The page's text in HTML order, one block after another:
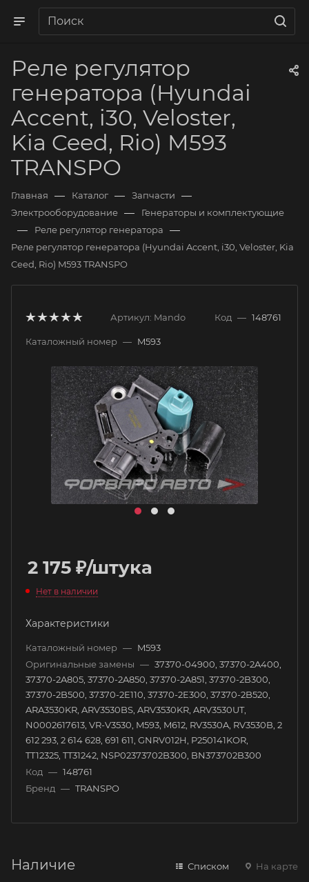
Реле регулятор
генератора (Hyundai
Accent, i30, Veloster,
Kia Ceed, Rio) M593
TRANSPO
Главная — Каталог — Запчасти —
Электрооборудование — Генераторы и комплектующие
— Реле регулятор генератора —
Реле регулятор генератора (Hyundai Accent, i30, Veloster, Kia
Ceed, Rio) M593 TRANSPO
Артикул: Mando Код — 148761
Каталожный номер — M593
2 175 ₽/штука
Нет в наличии
Характеристики
Каталожный номер — M593
Оригинальные замены — 37370-04900, 37370-2A400,
37370-2A805, 37370-2A850, 37370-2A851, 37370-2B300,
37370-2B500, 37370-2E110, 37370-2E300, 37370-2B520,
ARA3530KR, ARV3530BS, ARV3530KR, ARV3530UT,
N0002617613, VR-V3530, M593, M612, RV3530A, RV3530B, 2
612 293, 2 614 628, 691 611, GNRV012H, P250141KOR,
TT12325, TT31242, NSP02373702B300, BN373702B300
Код — 148761
Бренд — TRANSPO
Наличие Списком На карте